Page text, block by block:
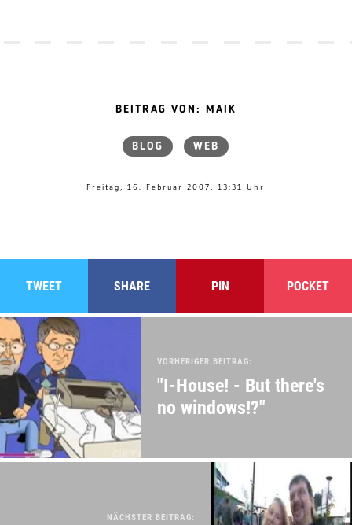
BEITRAG VON: MAIK
BLOG WEB
Freitag, 16. Februar 2007, 13:31 Uhr
TWEET SHARE PIN POCKET
VORHERIGER BEITRAG:
"I-House! - But there's
no windows!?"
NÄCHSTER BEITRAG: